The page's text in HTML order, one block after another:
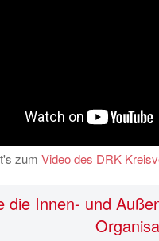
zum Video des DRK
die Innen- und